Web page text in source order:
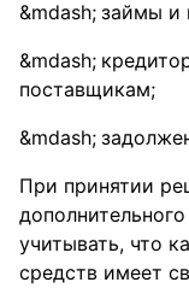
займы и
поставщикам;
При принятии
учитывать, что
средств имеет